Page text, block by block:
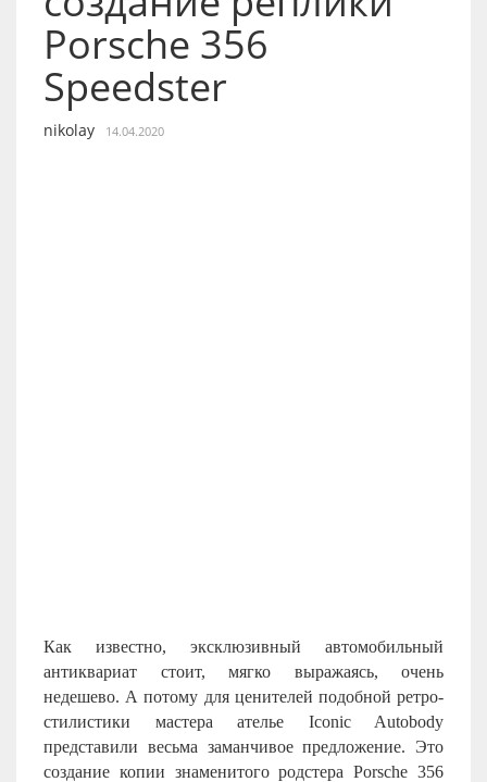
Porsche 356
Speedster
nikolay 14.04.2020
Как известно, эксклюзивный автомобильный
антиквариат стоит, мягко выражаясь, очень
недешево. А потому для ценителей подобной ретро-
стилистики мастера ателье Iconic Autobody
представили весьма заманчивое предложение. Это
создание копии знаменитого родстера Porsche 356